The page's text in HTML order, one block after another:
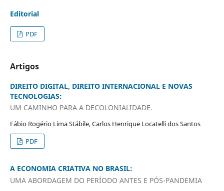
Editorial
PDF
Artigos
DIREITO DIGITAL, DIREITO INTERNACIONAL E NOVAS
TECNOLOGIAS:
UM CAMINHO PARA A DECOLONIALIDADE.
Fábio Rogério Lima Stábile, Carlos Henrique Locatelli dos Santos
PDF
A ECONOMIA CRIATIVA NO BRASIL:
UMA ABORDAGEM DO PERÍODO ANTES E PÓS-PANDEMIA